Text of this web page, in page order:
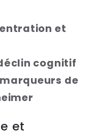
et
cognitif
de
et